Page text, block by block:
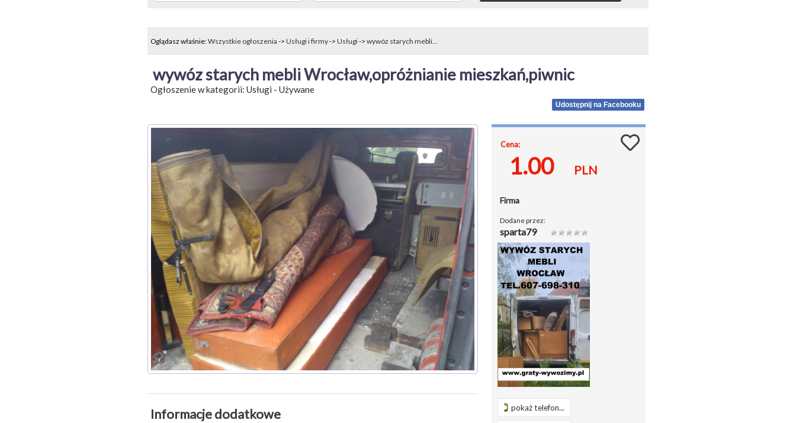
Oglądasz właśnie:Wszystkie ogłoszenia -> Usługi i firmy-> Usługi-> wywóz starych mebli...
wywóz starych mebli Wrocław,opróżnianie mieszkań,piwnic
Ogłoszenie w kategorii: Usługi - Używane
Udostępnij na Facebooku
Informacje dodatkowe
Cena:
1.00 PLN
Firma
Dodane przez:
sparta79
pokaż telefon...